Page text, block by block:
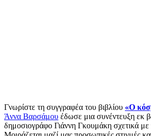
Γνωρίστε τη συγγραφέα του βιβλίου «Ο
Άννα Βαρσάμου έδωσε μια συνέντευξη εκ
δημοσιογράφο Γιάννη Γκουμάκη σχετικά